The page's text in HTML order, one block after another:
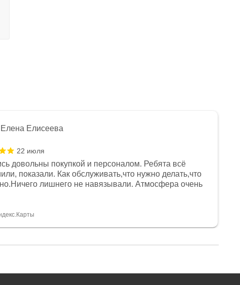
Елена Елисеева
22 июля
довольны покупкой и персоналом. Ребята всё
показали. Как обслуживать,что нужно делать,что
лишнего не навязывали. Атмосфера очень
спасибо Дмитрию, за клиентоориентированность и